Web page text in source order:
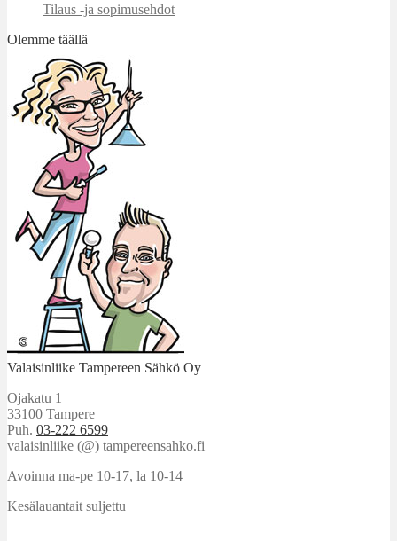
Tilaus -ja sopimusehdot
Olemme täällä
Valaisinliike Tampereen Sähkö Oy
Ojakatu 1
33100 Tampere
Puh. 03-222 6599
valaisinliike (@) tampereensahko.fi
Avoinna ma-pe 10-17, la 10-14
Kesälauantait suljettu